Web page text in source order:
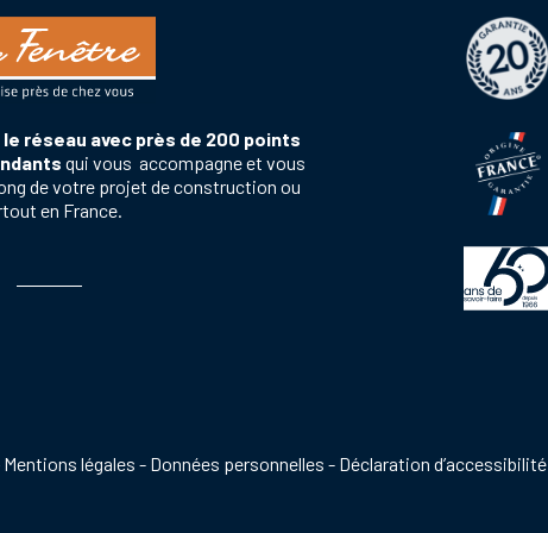
le réseau avec près de 200 points
qui vous accompagne et vous
de votre projet de construction ou
en France.
Mentions légales Données personnelles Déclaration d’accessibilité